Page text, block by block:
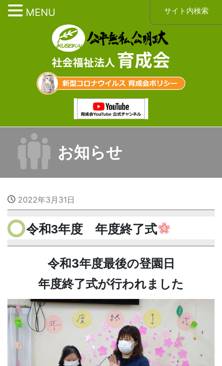
お知らせ
2022年3月31日
令和3年度 年度終了式
令和3年度最後の登園日
年度終了式が行われました
サイト内検索
MENU